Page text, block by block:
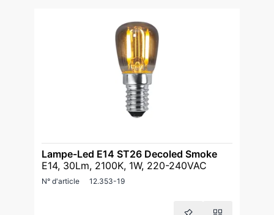
Lampe-Led E14 ST26 Decoled Smoke
E14, 30Lm, 2100K, 1W, 220-240VAC
N° d'article 12.353-19